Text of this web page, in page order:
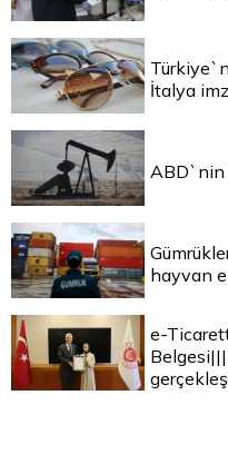
İtalya
ABD`nin
hayvan
e-